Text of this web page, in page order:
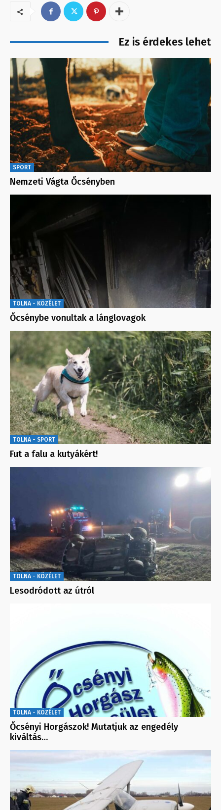
Ez is érdekes lehet
SPORT
Nemzeti Vágta Őcsényben
TOLNA - KÖZÉLET
Őcsénybe vonultak a lánglovagok
TOLNA - SPORT
Fut a falu a kutyákért!
TOLNA - KÖZÉLET
Lesodródott az útról
TOLNA - KÖZÉLET
Őcsényi Horgászok! Mutatjuk az engedély
kiváltás…